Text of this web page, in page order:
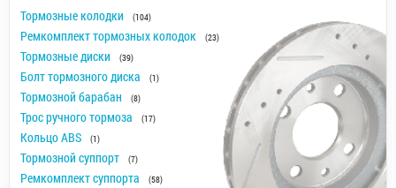
Тормозные колодки (104)
Ремкомплект тормозных колодок (23)
Тормозные диски (39)
Болт тормозного диска (1)
Тормозной барабан (8)
Трос ручного тормоза (17)
Кольцо ABS (1)
Тормозной суппорт (7)
Ремкомплект суппорта (58)